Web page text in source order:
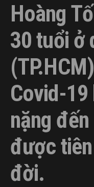
Hoàng
30 tuổi ở
Covid-
nặng
được
đời.